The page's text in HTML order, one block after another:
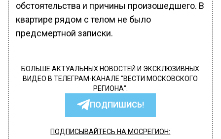
обстоятельства и причины произошедшего. В
квартире рядом с телом не было
предсмертной записки.
БОЛЬШЕ АКТУАЛЬНЫХ НОВОСТЕЙ И ЭКСКЛЮЗИВНЫХ
ВИДЕО В ТЕЛЕГРАМ-КАНАЛЕ "ВЕСТИ МОСКОВСКОГО
РЕГИОНА".
ПОДПИШИСЬ!
ПОДПИСЫВАЙТЕСЬ НА МОСРЕГИОН: